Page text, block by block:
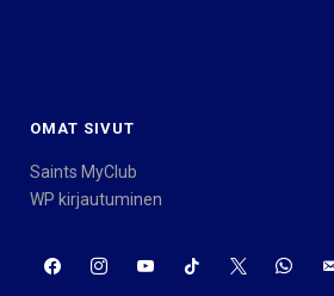
OMAT SIVUT
Saints MyClub
WP kirjautuminen